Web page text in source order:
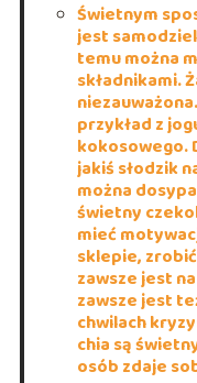
Świetnym
jest
temu można
składnikami.
przykład z
kokosowego.
jakiś słodzik
można
świetny
mieć
sklepie,
zawsze jest
zawsze jest
chwilach
chia są
osób zdaje